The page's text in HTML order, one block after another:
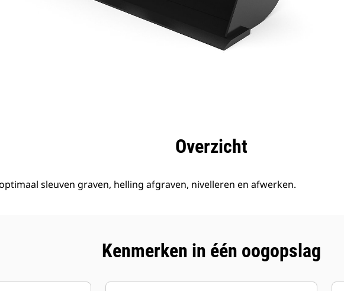
Overzicht
sleuven graven, helling afgraven, nivelleren en afwerken.
Kenmerken in één oogopslag